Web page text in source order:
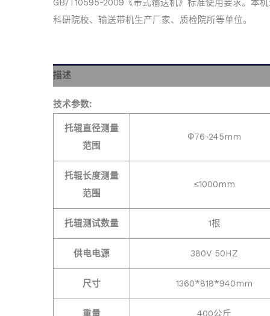
科研院校、输送带机生产厂家、质检院所等单位。
描述
技术参数:
托辊直径测量
范围
Ф76-245mm
托辊长度测量
范围
≤1000mm
托辊测试数量 1根
供电电源 380V 50HZ
尺寸 1360*818*940mm
重量 400公斤